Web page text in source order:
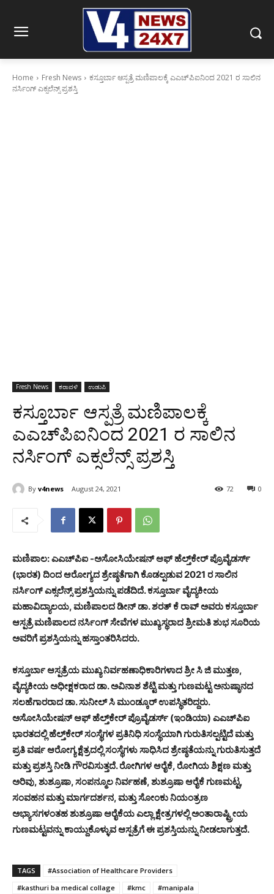
Home Fresh News
ಕಸ್ತೂರ್ಬಾ ಆಸ್ಪತ್ರೆ ಮಣಿಪಾಲಕ್ಕೆ ಎಎಚ್‌ಪಿಐನಿಂದ 2021 ರ ಸಾಲಿನ
ನರ್ಸಿಂಗ್ ಎಕ್ಸಲೆನ್ಸ್ ಪ್ರಶಸ್ತಿ
Fresh News ಕರಾವಳಿ ಉಡುಪಿ
ಕಸ್ತೂರ್ಬಾ ಆಸ್ಪತ್ರೆ ಮಣಿಪಾಲಕ್ಕೆ
ಎಎಚ್‌ಪಿಐನಿಂದ 2021 ರ ಸಾಲಿನ
ನರ್ಸಿಂಗ್ ಎಕ್ಸಲೆನ್ಸ್ ಪ್ರಶಸ್ತಿ
By v4news August 24, 2021 0
72
ಮಣಿಪಾಲ: ಎಎಚ್‌ಪಿಐ -ಅಸೋಸಿಯೇಷನ್ ​​ಆಫ್ ಹೆಲ್ತ್‌ಕೇರ್ ಪ್ರೊವೈಡರ್ಸ್
(ಭಾರತ) ದಿಂದ ಆರೋಗ್ಯದ ಶ್ರೇಷ್ಠತೆಗಾಗಿ ಕೊಡಲ್ಪಡುವ 2021 ರ ಸಾಲಿನ
ನರ್ಸಿಂಗ್ ಎಕ್ಸಲೆನ್ಸ್ ಪ್ರಶಸ್ತಿಯನ್ನು ಪಡೆದಿದೆ. ಕಸ್ತೂರ್ಬಾ ವೈದ್ಯಕೀಯ
ಮಹಾವಿದ್ಯಾಲಯ, ಮಣಿಪಾಲದ ಡೀನ್ ಡಾ. ಶರತ್ ಕೆ ರಾವ್ ಅವರು ಕಸ್ತೂರ್ಬಾ
ಆಸ್ಪತ್ರೆ ಮಣಿಪಾಲದ ನರ್ಸಿಂಗ್ ಸೇವೆಗಳ ಮುಖ್ಯಸ್ಥರಾದ ಶ್ರೀಮತಿ ಶುಭ ಸೂರಿಯ
ಅವರಿಗೆ ಪ್ರಶಸ್ತಿಯನ್ನು ಹಸ್ತಾಂತರಿಸಿದರು.
ಕಸ್ತೂರ್ಬಾ ಆಸ್ಪತ್ರೆಯ ಮುಖ್ಯ ನಿರ್ವಹಣಾಧಿಕಾರಿಗಳಾದ ಶ್ರೀ ಸಿ ಜಿ ಮುತ್ತಣ,
ವೈದ್ಯಕೀಯ ಅಧೀಕ್ಷಕರಾದ ಡಾ. ಅವಿನಾಶ ಶೆಟ್ಟಿ ಮತ್ತು ಗುಣಮಟ್ಟ ಅನುಷ್ಠಾನದ
ಸಲಹೆಗಾರರಾದ ಡಾ. ಸುನೀಲ್ ಸಿ ಮುಂಡ್ಕೂರ್ ಉಪಸ್ಥಿತರಿದ್ದರು.
ಅಸೋಸಿಯೇಷನ್ ​​ಆಫ್ ಹೆಲ್ತ್‌ಕೇರ್ ಪ್ರೊವೈಡರ್ಸ್ (ಇಂಡಿಯಾ) ಎಎಚ್‌ಪಿಐ
ಭಾರತದಲ್ಲಿ ಹೆಲ್ತ್‌ಕೇರ್ ಸಂಸ್ಥೆಗಳ ಪ್ರತಿನಿಧಿ ಸಂಸ್ಥೆಯಾಗಿ ಗುರುತಿಸಲ್ಪಟ್ಟಿದೆ ಮತ್ತು
ಪ್ರತಿ ವರ್ಷ ಆರೋಗ್ಯ ಕ್ಷೆತ್ರದಲ್ಲಿ ಸಂಸ್ಥೆಗಳು ಸಾಧಿಸಿದ ಶ್ರೇಷ್ಠತೆಯನ್ನು ಗುರುತಿಸುತ್ತದೆ
ಮತ್ತು ಪ್ರಶಸ್ತಿ ನೀಡಿ ಗೌರವಿಸುತ್ತದೆ. ರೋಗಿಗಳ ಆರೈಕೆ, ರೋಗಿಯ ಶಿಕ್ಷಣ ಮತ್ತು
ಅರಿವು, ಶುಶ್ರೂಷಾ, ಸಂಪನ್ಮೂಲ ನಿರ್ವಹಣೆ, ಶುಶ್ರೂಷಾ ಆರೈಕೆ ಗುಣಮಟ್ಟ,
ಸಂವಹನ ಮತ್ತು ಮಾರ್ಗದರ್ಶನ, ಮತ್ತು ಸೋಂಕು ನಿಯಂತ್ರಣ
ಅಭ್ಯಾಸಗಳಂತಹ ಶುಶ್ರೂಷಾ ಆರೈಕೆಯ ಎಲ್ಲಾ ಕ್ಷೇತ್ರಗಳಲ್ಲಿ ಅಂತಾರಾಷ್ಟ್ರೀಯ
ಗುಣಮಟ್ಟವನ್ನು ಕಾಯ್ದುಕೊಳ್ಳುವ ಆಸ್ಪತ್ರೆಗೆ ಈ ಪ್ರಶಸ್ತಿಯನ್ನು ನೀಡಲಾಗುತ್ತದೆ.
TAGS
#Association of Healthcare Providers
#kasthuri ba medical collage
#kmc
#manipala